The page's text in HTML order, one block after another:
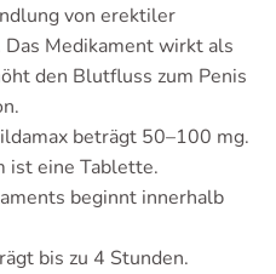
von erektiler
Medikament wirkt als
den Blutfluss zum Penis
beträgt 50–100 mg.
ist eine Tablette.
beginnt innerhalb
bis zu 4 Stunden.